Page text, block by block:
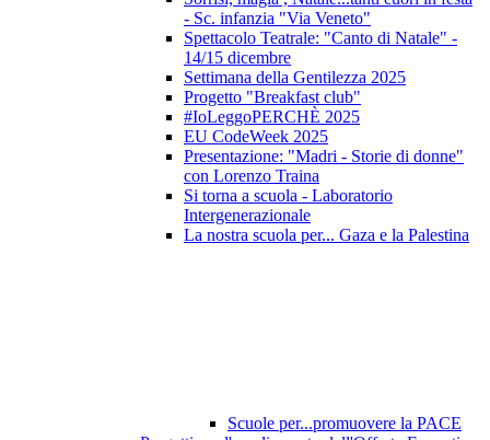
- Sc. infanzia "Via Veneto"
Spettacolo Teatrale: "Canto di Natale" -
14/15 dicembre
Settimana della Gentilezza 2025
Progetto "Breakfast club"
#IoLeggoPERCHÈ 2025
EU CodeWeek 2025
Presentazione: "Madri - Storie di donne"
con Lorenzo Traina
Si torna a scuola - Laboratorio
Intergenerazionale
La nostra scuola per... Gaza e la Palestina
Scuole per...promuovere la PACE